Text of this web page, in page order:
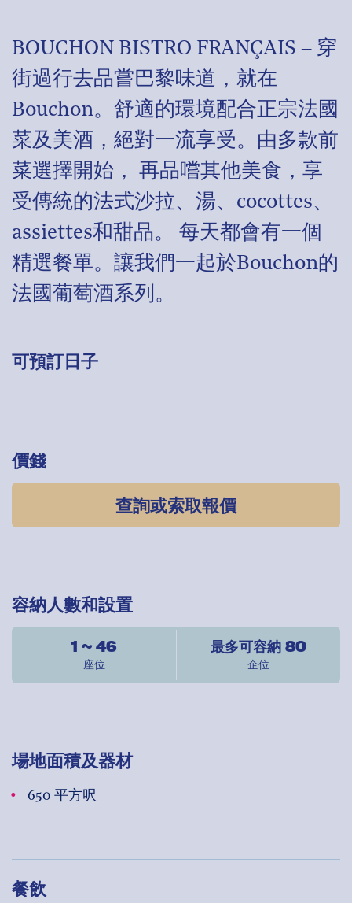
BOUCHON BISTRO FRANÇAIS – 穿
街過行去品嘗巴黎味道，就在
Bouchon。舒適的環境配合正宗法國
菜及美酒，絕對一流享受。由多款前
菜選擇開始， 再品嚐其他美食，享
受傳統的法式沙拉、湯、cocottes、
assiettes和甜品。 每天都會有一個
精選餐單。讓我們一起於Bouchon的
法國葡萄酒系列。
可預訂日子
價錢
查詢或索取報價
容納人數和設置
1 ~ 46
座位
最多可容納 80
企位
場地面積及器材
650 平方呎
餐飲